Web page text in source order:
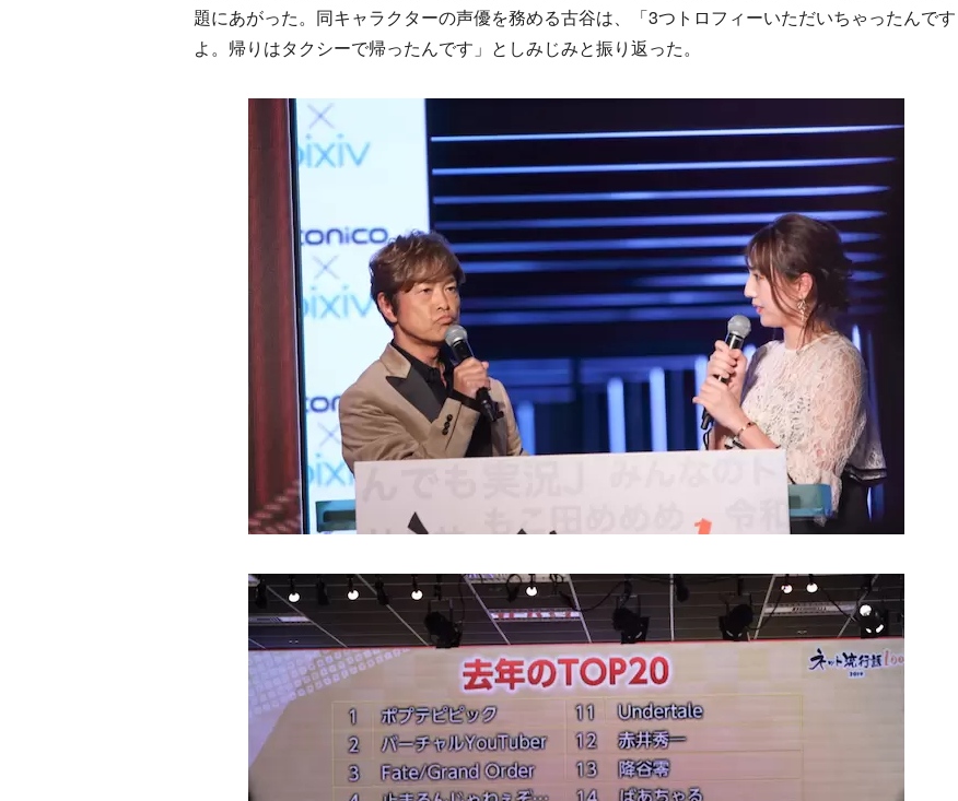
題にあがった。同キャラクターの声優を務める古谷は、「3つトロフィーいただいちゃったんです
よ。帰りはタクシーで帰ったんです」としみじみと振り返った。